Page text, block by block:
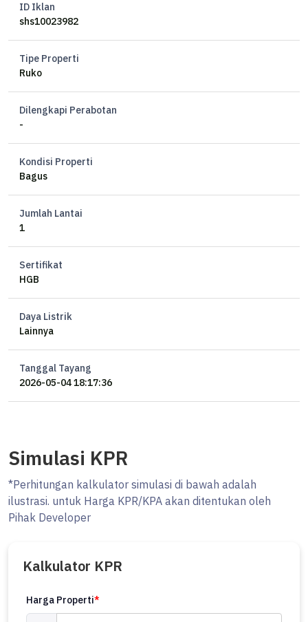
ID Iklan
shs10023982
Tipe Properti
Ruko
Dilengkapi Perabotan
-
Kondisi Properti
Bagus
Jumlah Lantai
1
Sertifikat
HGB
Daya Listrik
Lainnya
Tanggal Tayang
2026-05-04 18:17:36
Simulasi KPR
*Perhitungan kalkulator simulasi di bawah adalah
ilustrasi. untuk Harga KPR/KPA akan ditentukan oleh
Pihak Developer
Kalkulator KPR
Harga Properti*